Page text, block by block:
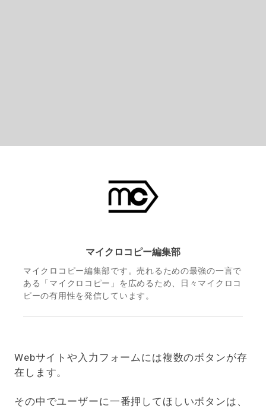
マイクロコピー編集部
マイクロコピー編集部です。売れるための最強の一言で
ある「マイクロコピー」を広めるため、日々マイクロコ
ピーの有用性を発信しています。
Webサイトや入力フォームには複数のボタンが存
在します。
その中でユーザーに一番押してほしいボタンは、